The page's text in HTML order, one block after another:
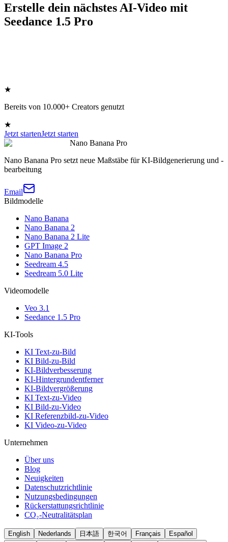
Erstelle dein nächstes AI-Video mit
Seedance 1.5 Pro
★
Bereits von 10.000+ Creators genutzt
★
Jetzt startenJetzt starten
Nano Banana Pro
Nano Banana Pro setzt neue Maßstäbe für KI-Bildgenerierung und -
bearbeitung
Email
Bildmodelle
Nano Banana
Nano Banana 2
Nano Banana 2 Lite
GPT Image 2
Nano Banana Pro
Seedream 4.5
Seedream 5.0 Lite
Videomodelle
Veo 3.1
Seedance 1.5 Pro
KI-Tools
KI Text-zu-Bild
KI Bild-zu-Bild
KI-Bildverbesserung
KI-Hintergrundentferner
KI-Bildvergrößerung
KI Text-zu-Video
KI Bild-zu-Video
KI Referenzbild-zu-Video
KI Video-zu-Video
Unternehmen
Über uns
Blog
Neuigkeiten
Datenschutzrichtlinie
Nutzungsbedingungen
Rückerstattungsrichtlinie
CO₂-Neutralitätsplan
English Nederlands 日本語 한국어 Français
Español